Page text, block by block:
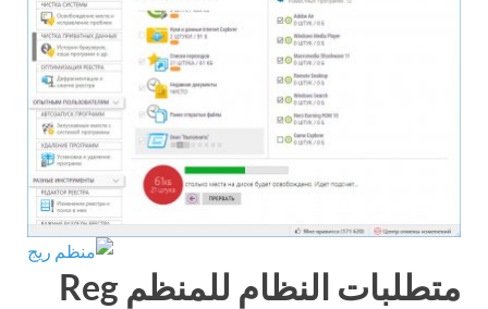
متطلبات النظام للمنظم Reg